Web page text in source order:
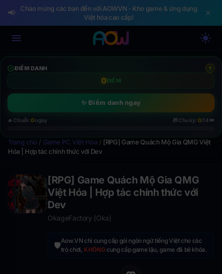
📢
Chào mừng các bạn đến với AOWVN - Kho game & ứng dụng
Việt hóa cao cấp!
ĐIỂM DANH ?
0ĐIỂM
✨ Điểm danh ngay
🔥 Chuỗi: 0ngày 🎁 Chu kỳ:0/14 👑
Trang chủ / Game PC Việt Hóa / [RPG] Game Quách Mộ Gia QMG Việt
Hóa | Hợp tác chính thức với Dev
[RPG] Game Quách Mộ Gia QMG
Việt Hóa | Hợp tác chính thức với
Dev
OkageFactory (Oka)
🛡️Aow.VN chỉ cung cấp gói ngôn ngữ tiếng Việt cho các
trò chơi, KHÔNGcung cấp game lậu, game đã bẻ khóa.